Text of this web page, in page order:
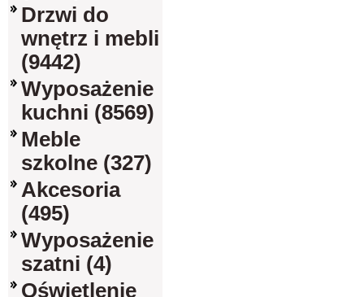
Drzwi do
wnętrz i mebli
(9442)
Wyposażenie
kuchni (8569)
Meble
szkolne (327)
Akcesoria
(495)
Wyposażenie
szatni (4)
Oświetlenie